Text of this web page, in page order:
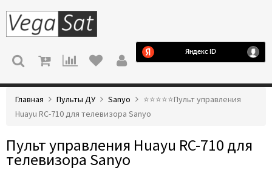
МЕНЮ
Главная Пульты ДУ Sanyo
⭐️⭐️⭐️⭐️⭐️Пульт управления
Huayu RC-710 для телевизора Sanyo
Пульт управления Huayu RC-710 для
телевизора Sanyo